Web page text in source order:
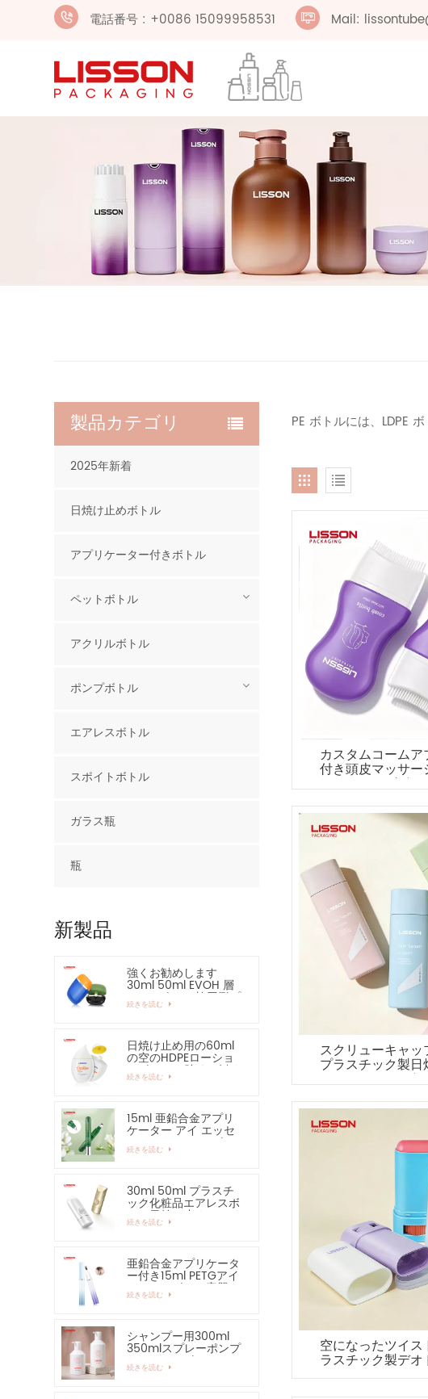
電話番号 : +0086 15099958531 Mail:
PE ボトルには、LDPE
カスタムコーム
付き頭皮マッサ
ズボト
スクリューキャ
プラスチック製日
ームボ
空になったツイ
ラスチック製デ
製品カテゴリ
2025年新着
日焼け止めボトル
アプリケーター付きボトル
ペットボトル
アクリルボトル
ポンプボトル
エアレスボトル
スポイトボトル
ガラス瓶
瓶
新製品
強くお勧めします
30ml 50ml EVOH 層
HDPE ボトル 楕円形プ
ラスチックボトル
続きを読む
日焼け止め用の60ml
の空のHDPEローショ
ンボトル - 強くお勧め
します
続きを読む
15ml 亜鉛合金アプリ
ケーター アイ エッセ
ンシャル セラム ボト
ルおよび容器
続きを読む
30ml 50ml プラスチ
ック化粧品エアレスボ
トル日焼け止めハンド
クリームボトル
続きを読む
亜鉛合金アプリケータ
ー付き15ml PETGアイ
クリームボトル容器
続きを読む
シャンプー用300ml
350mlスプレーポンプ
ローションボトル
続きを読む